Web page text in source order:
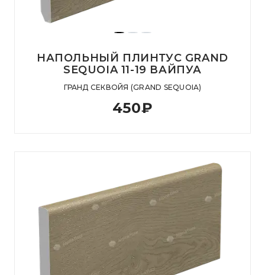
НАПОЛЬНЫЙ ПЛИНТУС GRAND
SEQUOIA 11-19 ВАЙПУА
ГРАНД СЕКВОЙЯ (GRAND SEQUOIA)
450₽